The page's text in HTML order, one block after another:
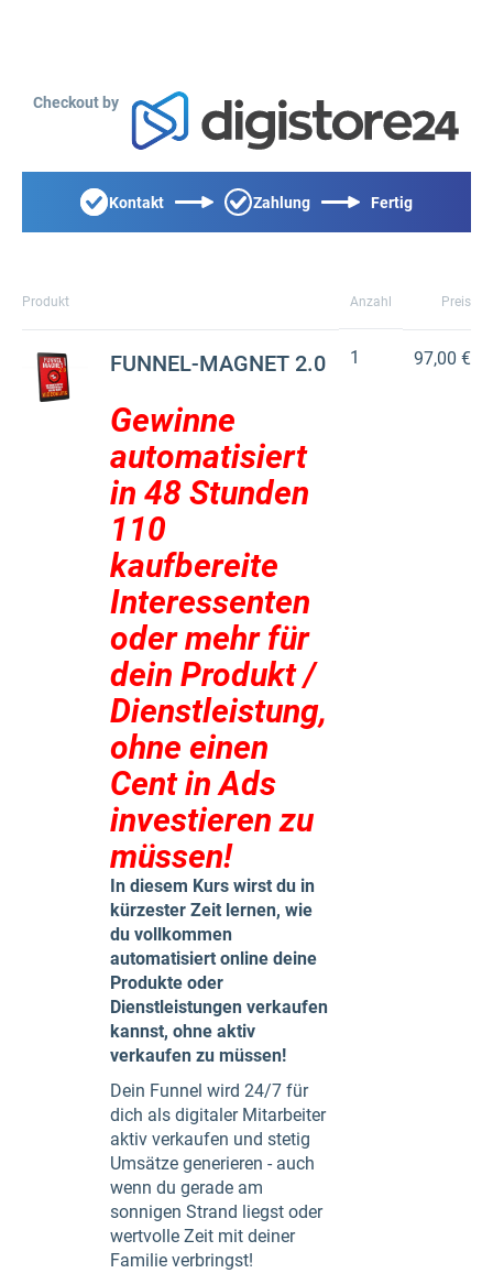
Checkout by
Kontakt Zahlung Fertig
Produkt Anzahl Preis
FUNNEL-MAGNET 2.0
Gewinne
automatisiert
in 48 Stunden
110
kaufbereite
Interessenten
oder mehr für
dein Produkt /
Dienstleistung,
ohne einen
Cent in Ads
investieren zu
müssen!
In diesem Kurs wirst du in
kürzester Zeit lernen, wie
du vollkommen
automatisiert online deine
Produkte oder
Dienstleistungen verkaufen
kannst, ohne aktiv
verkaufen zu müssen!
Dein Funnel wird 24/7 für
dich als digitaler Mitarbeiter
aktiv verkaufen und stetig
Umsätze generieren - auch
wenn du gerade am
sonnigen Strand liegst oder
wertvolle Zeit mit deiner
Familie verbringst!
1 97,00 €